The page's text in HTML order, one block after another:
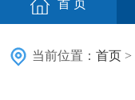
首 页
当前位置： 首页 >